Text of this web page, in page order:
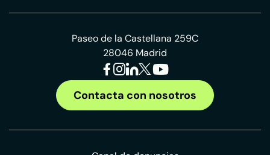
Paseo de la Castellana 259C
28046 Madrid
Contacta con nosotros